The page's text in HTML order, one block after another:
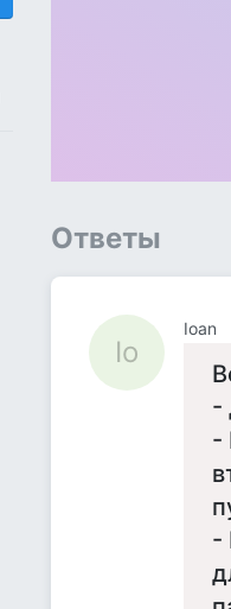
Ответы
Io
Ioan
-
-
-